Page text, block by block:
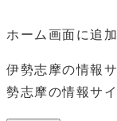
ホーム画面に追
伊勢志摩の情報
勢志摩の情報サ